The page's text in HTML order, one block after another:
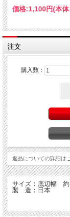
お鍋のフタや取っ手を
利です。
楽しい食卓のお供にど
ストウブ、ル・クルー
・ホーロー製のヤカン
・スプマンテを開ける
・紐付きなので、フッ
・重ねて置いておくだ
価格:1,100円(本
注文
購入数：
返品についての詳細は
サイズ：底辺幅 約
製 造：日本